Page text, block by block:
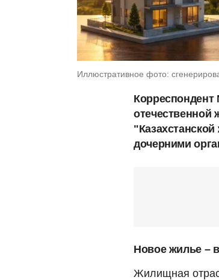
Иллюстративное фото:
Корреспондент
отечественной
дочерними
Новое жилье –
Жилищная